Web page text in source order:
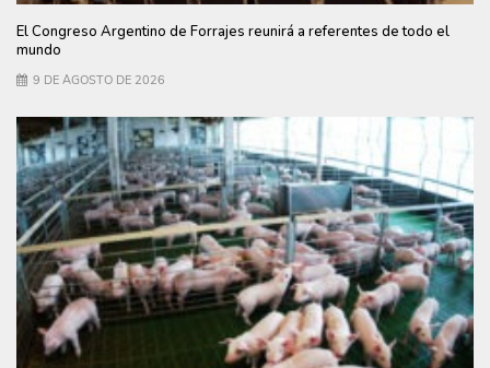
El Congreso Argentino de Forrajes reunirá a referentes de todo el
mundo
9 DE AGOSTO DE 2026